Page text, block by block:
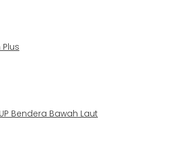
Bendera Bawah Laut